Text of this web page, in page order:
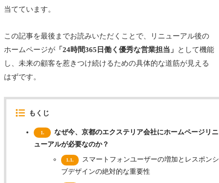
当てています。
この記事を最後までお読みいただくことで、リニューアル後の
ホームページが 「24時間365日働く優秀な営業担当」
として機能
し、未来の顧客を惹きつけ続けるための具体的な道筋が見える
はずです。
もくじ
1.
なぜ今、京都のエクステリア会社にホームページリニ
ューアルが必要なのか？
1.1.
スマートフォンユーザーの増加とレスポンシ
ブデザインの絶対的な重要性